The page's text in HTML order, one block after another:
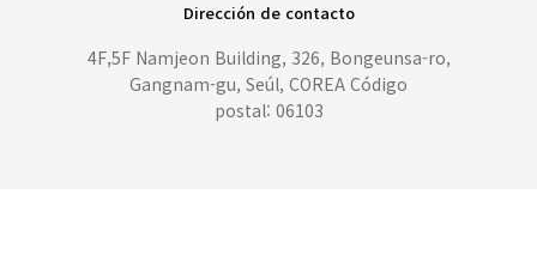
Dirección de contacto
4F,5F Namjeon Building, 326, Bongeunsa-ro,
Gangnam-gu, Seúl, COREA Código
postal: 06103